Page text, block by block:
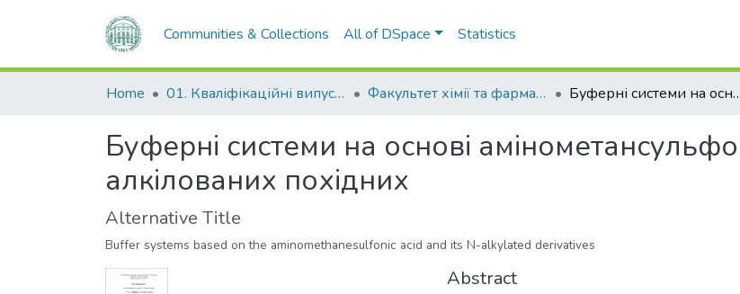
Communities & Collections All of DSpace Statistics
Home 01. Кваліфікаційні випускні роботи здобувачів вищої освіти Факультет хімії та фармації Буферні системи на основі
Буферні системи на основі
алкілованих похідних
Alternative Title
Buffer systems based on the aminomethanesulfonic acid and its N-alkylated derivatives
Abstract